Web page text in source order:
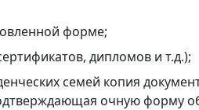
форме;
дипломов и т.д.);
семей копия
очную форму